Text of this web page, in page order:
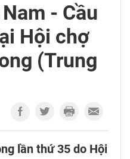
- Cầu
Hội chợ
(Trung
lần thứ 35 do Hội